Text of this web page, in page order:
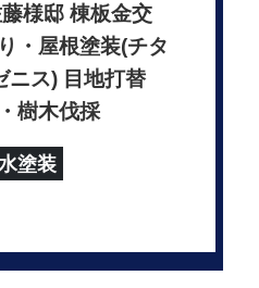
様邸 棟板金交
・屋根塗装(チタ
ニス) 目地打替
樹木伐採
塗装